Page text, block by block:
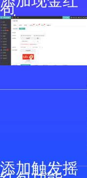
包
添加触发摇